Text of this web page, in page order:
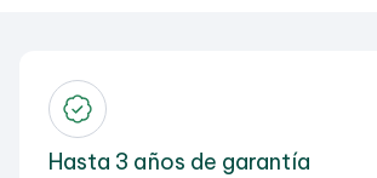
Hasta 3 años de garantía